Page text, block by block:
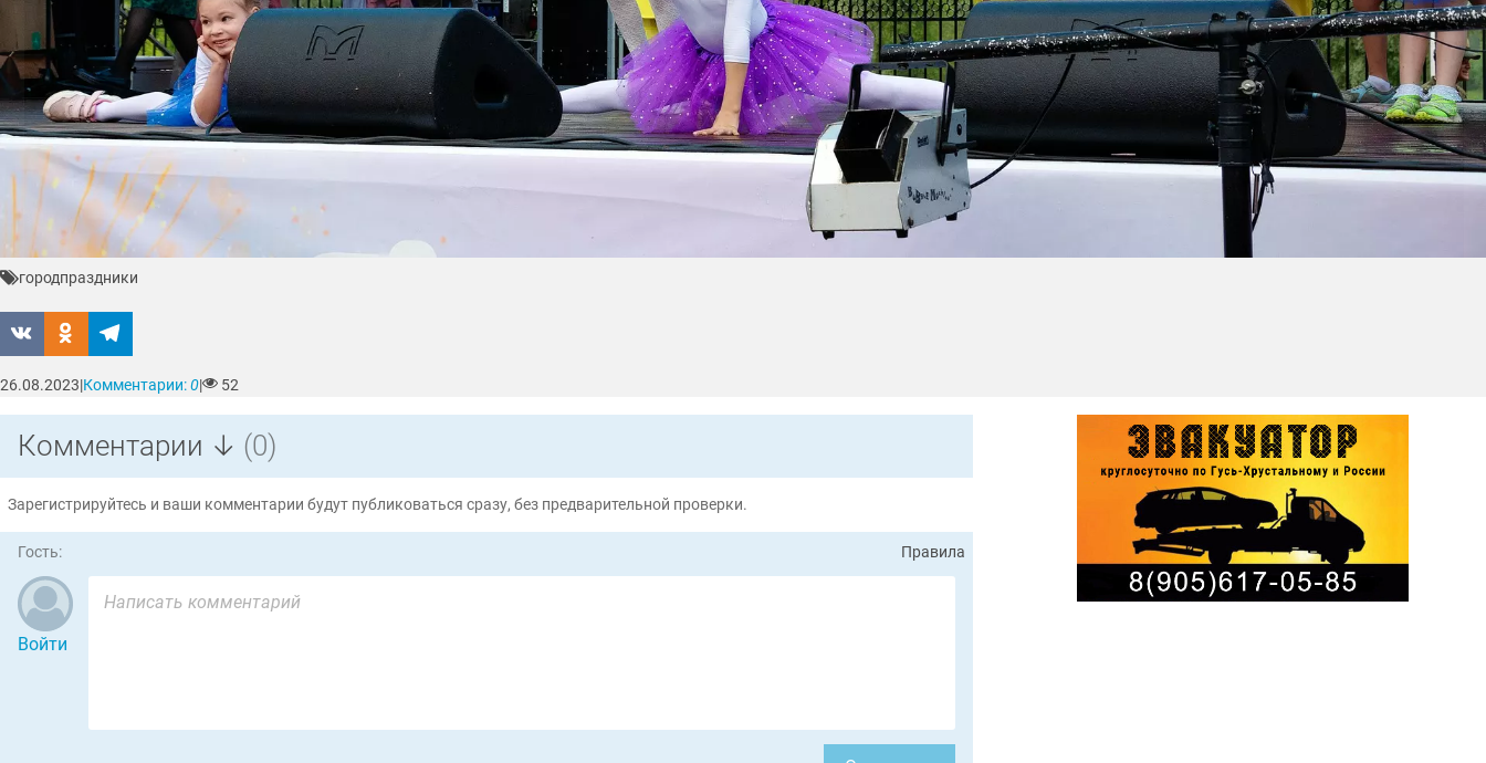
городпраздники
26.08.2023|Комментарии:0| 52
Комментарии ↓ (0)
Зарегистрируйтесь и ваши комментарии будут публиковаться сразу, без предварительной проверки.
Гость: Правила
Войти